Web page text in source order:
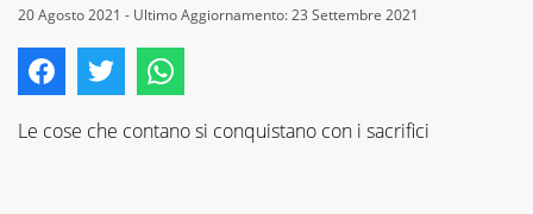
20 Agosto 2021 - Ultimo Aggiornamento: 23 Settembre 2021
Le cose che contano si conquistano con i sacrifici